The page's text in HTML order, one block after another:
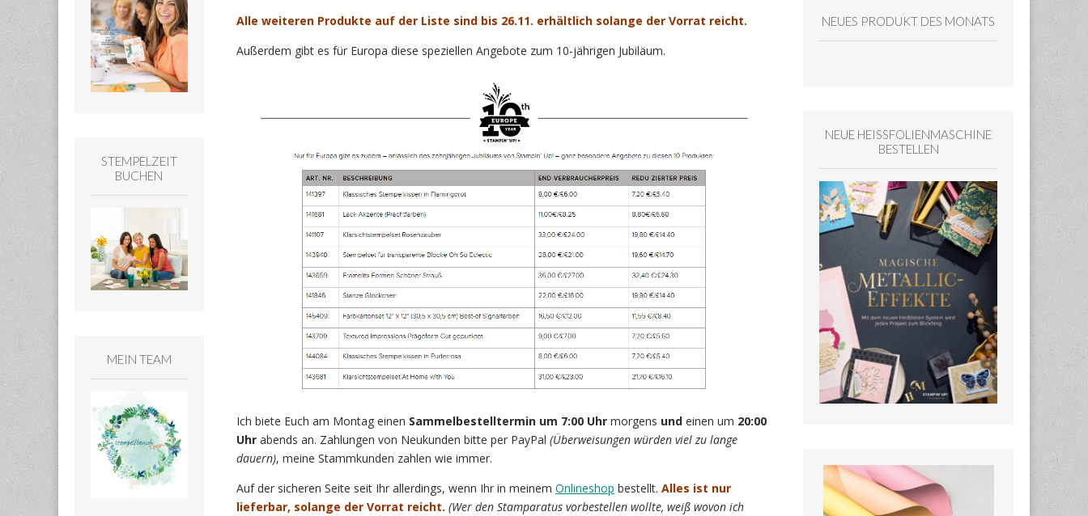
Alle weiteren Produkte auf der Liste sind bis 26.11. erhältlich solange der Vorrat reicht.
Außerdem gibt es für Europa diese speziellen Angebote zum 10-jährigen Jubiläum.
Ich biete Euch am Montag einen Sammelbestelltermin um 7:00 Uhrmorgens undeinen um 20:00
Uhrabends an. Zahlungen von Neukunden bitte per PayPal (Überweisungen würden viel zu lange
dauern), meine Stammkunden zahlen wie immer.
Auf der sicheren Seite seit Ihr allerdings, wenn Ihr in meinem Onlineshop bestellt. Alles ist nur
lieferbar, solange der Vorrat reicht. (Wer den Stamparatus vorbestellen wollte, weiß wovon ich
STEMPELZEIT
BUCHEN
MEIN TEAM
NEUES PRODUKT DES MONATS
NEUE HEISSFOLIENMASCHINE
BESTELLEN